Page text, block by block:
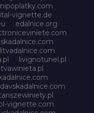
vignette.de
edalnice.org
litvadalnice.com
livignotunel.pl
vignette.com